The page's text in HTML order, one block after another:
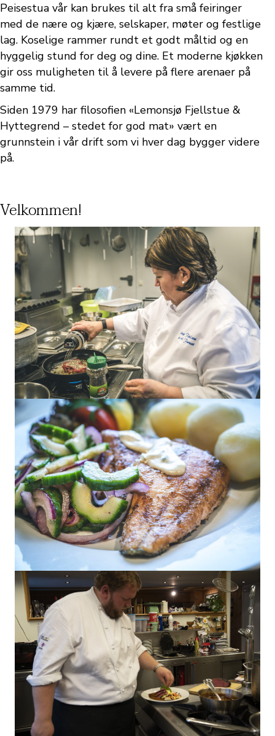
Peisestua vår kan brukes til alt fra små feiringer
med de nære og kjære, selskaper, møter og festlige
lag. Koselige rammer rundt et godt måltid og en
hyggelig stund for deg og dine. Et moderne kjøkken
gir oss muligheten til å levere på flere arenaer på
samme tid.
Siden 1979 har filosofien «Lemonsjø Fjellstue &
Hyttegrend – stedet for god mat» vært en
grunnstein i vår drift som vi hver dag bygger videre
på.
Velkommen!